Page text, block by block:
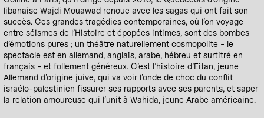
libanaise Wajdi Mouawad renoue avec les sagas qui ont fait son
succès. Ces grandes tragédies contemporaines, où l’on voyage
entre séismes de l’Histoire et épopées intimes, sont des bombes
d’émotions pures ; un théâtre naturellement cosmopolite - le
spectacle est en allemand, anglais, arabe, hébreu et surtitré en
français - et follement généreux. C’est l’histoire d’Eitan, jeune
Allemand d’origine juive, qui va voir l’onde de choc du conflit
israélo-palestinien fissurer ses rapports avec ses parents, et saper
la relation amoureuse qui l’unit à Wahida, jeune Arabe américaine.